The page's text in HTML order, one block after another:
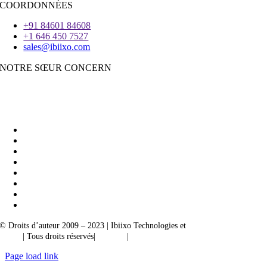
COORDONNÉES
+91 84601 84608
+1 646 450 7527
sales@ibiixo.com
NOTRE SŒUR CONCERN
© Droits d’auteur 2009 – 2023 | Ibiixo Technologies et
| Tous droits réservés| |
Page load link